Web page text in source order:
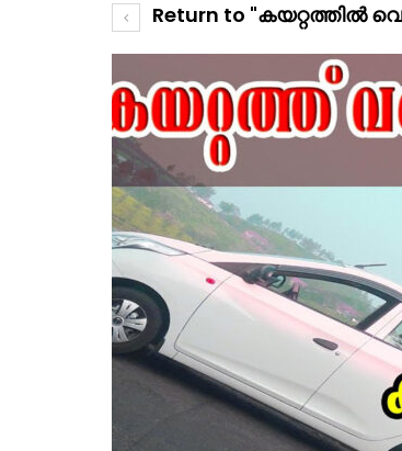
Return to "കയറ്റത്തിൽ